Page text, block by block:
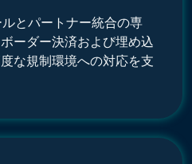
とパートナー統合の専
ーダー決済および埋め込
な規制環境への対応を支